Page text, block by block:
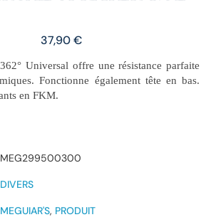
37,90€
Universal offre une résistance parfaite
Fonctionne également tête en bas.
en FKM.
MEG299500300
DIVERS
MEGUIAR'S, PRODUIT